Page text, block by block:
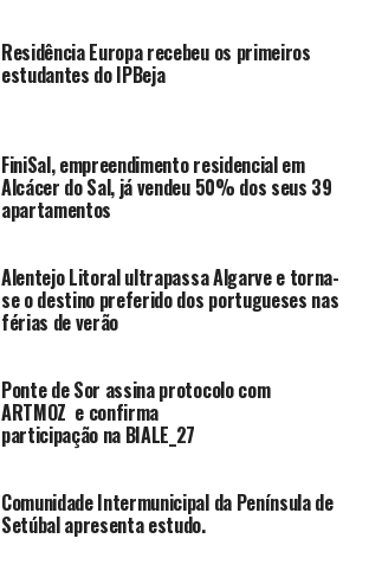
Residência Europa recebeu os primeiros
estudantes do IPBeja
FiniSal, empreendimento residencial em
Alcácer do Sal, já vendeu 50% dos seus 39
apartamentos
Alentejo Litoral ultrapassa Algarve e torna-
se o destino preferido dos portugueses nas
férias de verão
Ponte de Sor assina protocolo com
ARTMOZ e confirma
participação na BIALE_27
Comunidade Intermunicipal da Península de
Setúbal apresenta estudo.